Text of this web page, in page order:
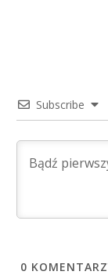
Subscribe
0